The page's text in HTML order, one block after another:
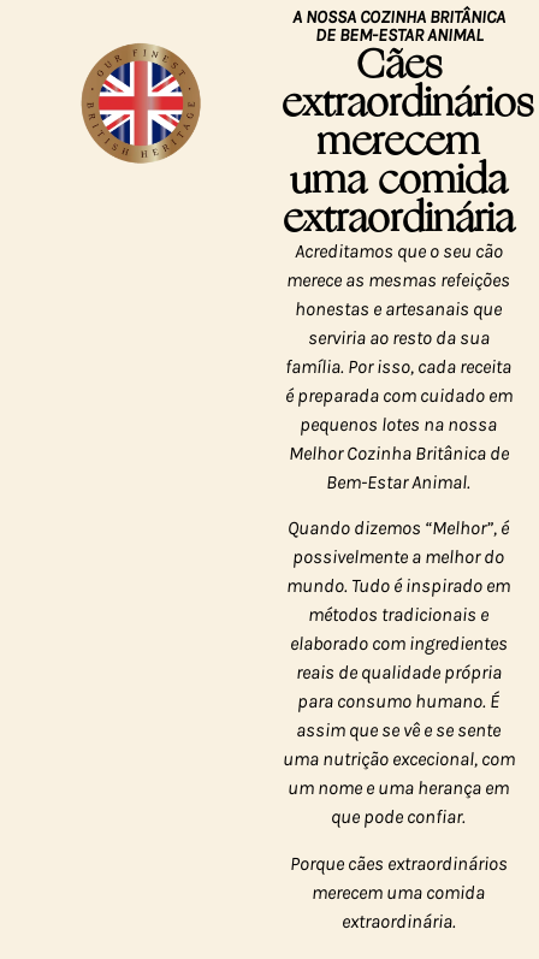
A NOSSA COZINHA BRITÂNICA
DE BEM-ESTAR ANIMAL
Cães
extraordinários
merecem
uma comida
extraordinária
Acreditamos que o seu cão
merece as mesmas refeições
honestas e artesanais que
serviria ao resto da sua
família. Por isso, cada receita
é preparada com cuidado em
pequenos lotes na nossa
Melhor Cozinha Britânica de
Bem-Estar Animal.
Quando dizemos “Melhor”, é
possivelmente a melhor do
mundo. Tudo é inspirado em
métodos tradicionais e
elaborado com ingredientes
reais de qualidade própria
para consumo humano. É
assim que se vê e se sente
uma nutrição excecional, com
um nome e uma herança em
que pode confiar.
Porque cães extraordinários
merecem uma comida
extraordinária.